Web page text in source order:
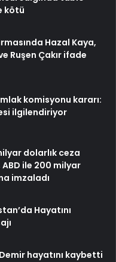
kötü
Hazal Kaya,
Ruşen Çakır ifade
komisyonu kararı:
ilgilendiriyor
dolarlık ceza
ile 200 milyar
imzaladı
Hayatını
hayatını kaybetti